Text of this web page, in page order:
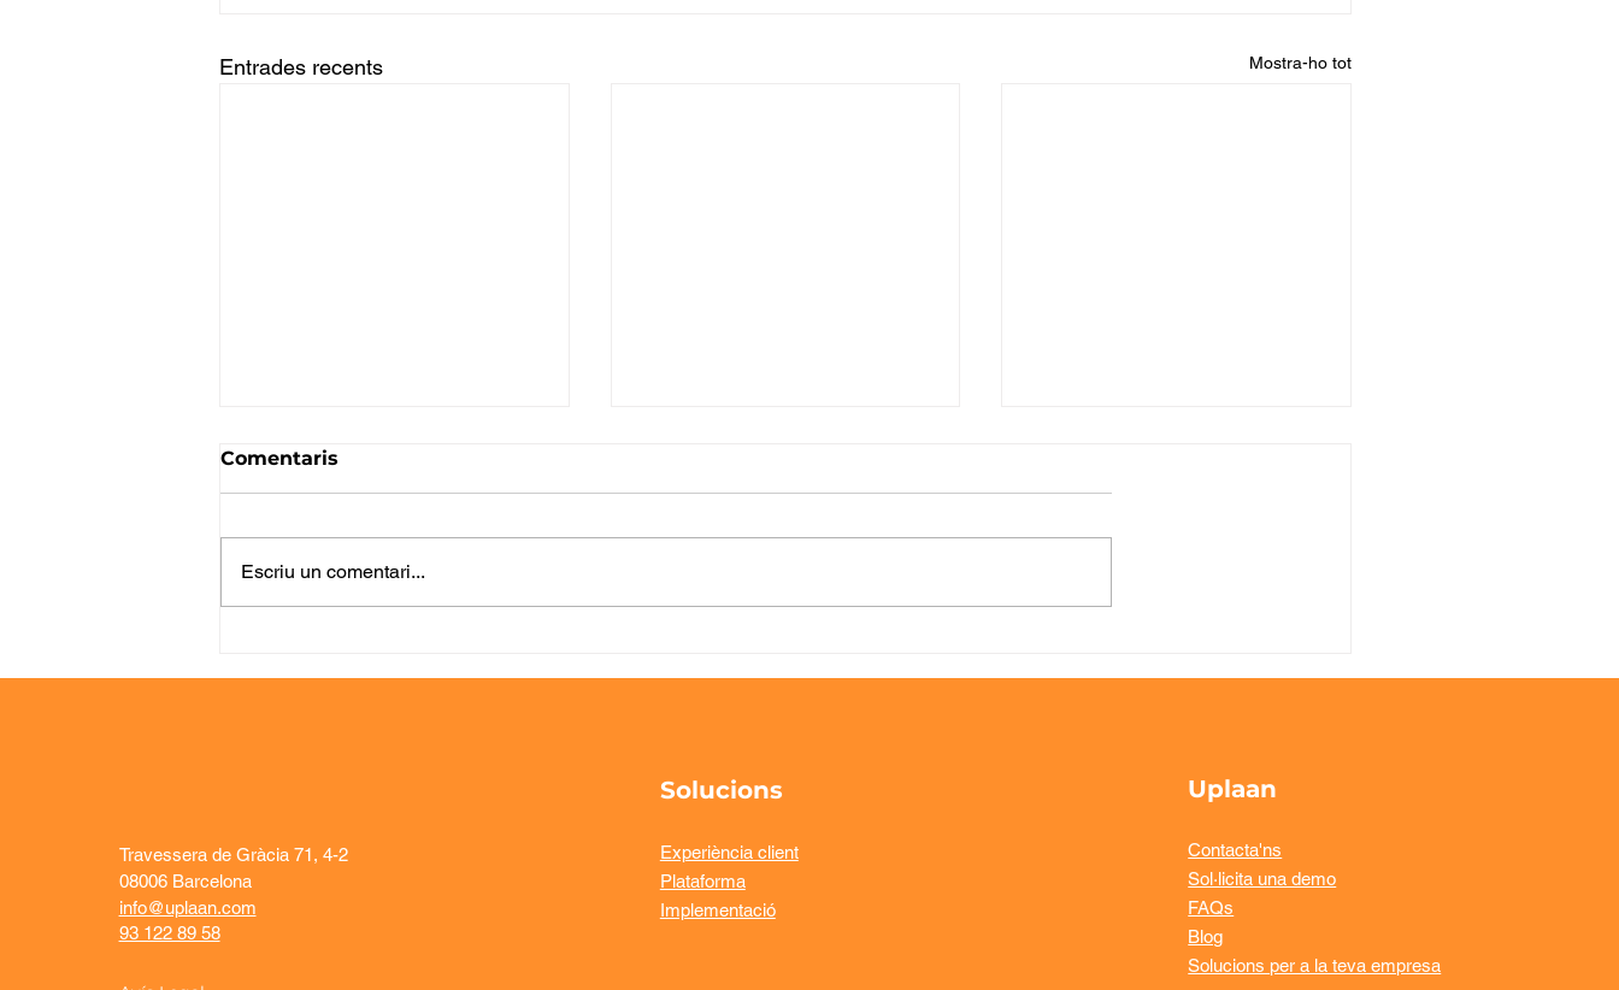
Entrades recents Mostra-ho tot
eficiència i una millor
experiència per al client
Comentaris
Escriu un comentari...
Travessera de Gràcia 71, 4-2
08006 Barcelona
info@uplaan.com
93 122 89 58
Solucions
Experiència client
Plataforma
Implementació
Uplaan
Contacta'ns
Sol·licita una demo
FAQs
Blog
Solucions per a la teva empresa